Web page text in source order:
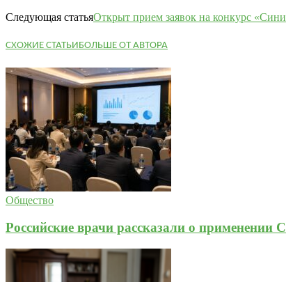
Следующая статьяОткрыт прием заявок на конкурс
СХОЖИЕ СТАТЬИБОЛЬШЕ ОТ АВТОРА
Общество
Российские врачи рассказали о